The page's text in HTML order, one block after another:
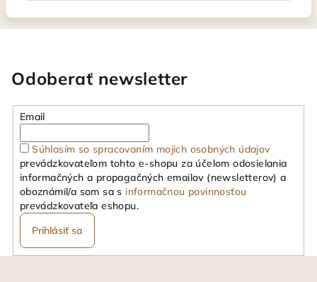
Odoberať newsletter
Email
Súhlasím so spracovaním mojich osobných údajov
prevádzkovateľom tohto e-shopu za účelom odosielania
informačných a propagačných emailov (newsletterov) a
oboznámil/a som sa s informačnou povinnosťou
prevádzkovateľa eshopu.
Prihlásiť sa